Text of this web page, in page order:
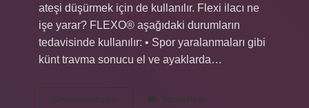
ateşi düşürmek için de kullanılır. Flexi ilacı ne
işe yarar? FLEXO® aşağıdaki durumların
tedavisinde kullanılır: • Spor yaralanmaları gibi
künt travma sonucu el ve ayaklarda…
Devamını okuyun Yorum Bırak